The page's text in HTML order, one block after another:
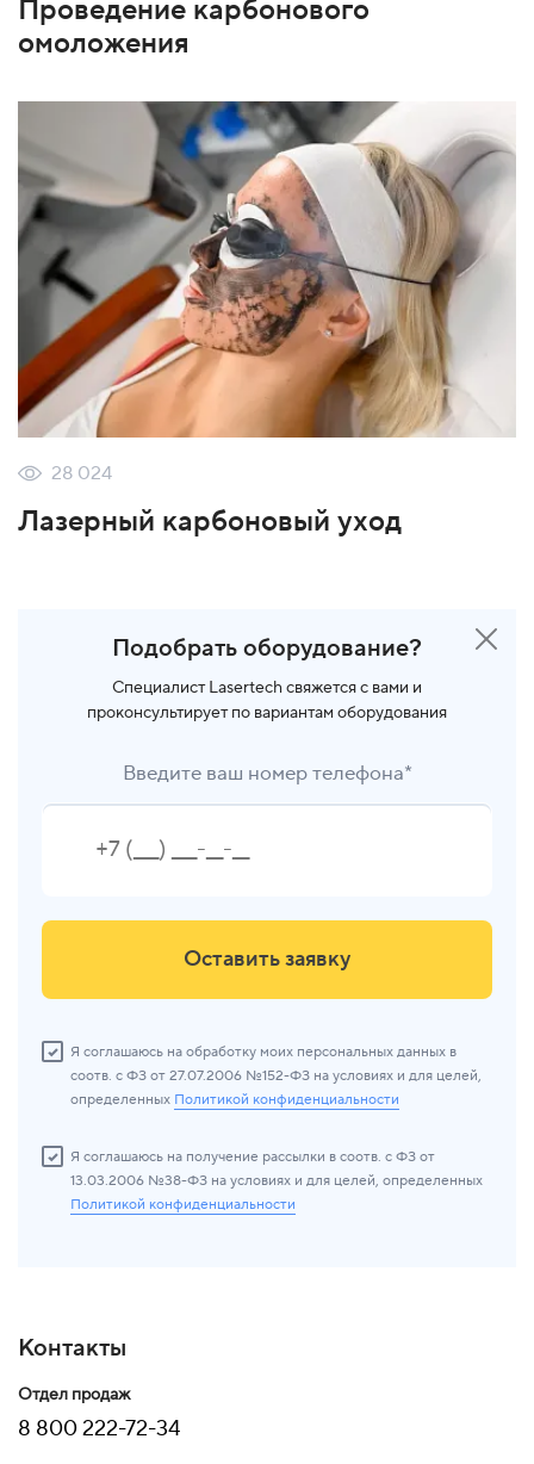
Проведение карбонового
омоложения
28 024
Лазерный карбоновый уход
Подобрать оборудование?
Специалист Lasertech свяжется с вами и
проконсультирует по вариантам оборудования
Введите ваш номер телефона*
Оставить заявку
Я соглашаюсь на обработку моих персональных данных в
соотв. с ФЗ от 27.07.2006 №152-ФЗ на условиях и для целей,
определенных Политикой конфиденциальности
Я соглашаюсь на получение рассылки в соотв. с ФЗ от
13.03.2006 №38-ФЗ на условиях и для целей, определенных
Политикой конфиденциальности
Контакты
Отдел продаж
8 800 222-72-34